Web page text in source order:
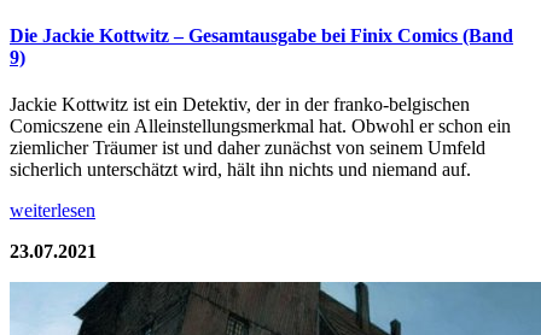
Die Jackie Kottwitz – Gesamtausgabe bei Finix Comics (Band
9)
Jackie Kottwitz ist ein Detektiv, der in der franko-belgischen
Comicszene ein Alleinstellungsmerkmal hat. Obwohl er schon ein
ziemlicher Träumer ist und daher zunächst von seinem Umfeld
sicherlich unterschätzt wird, hält ihn nichts und niemand auf.
weiterlesen
23.07.2021